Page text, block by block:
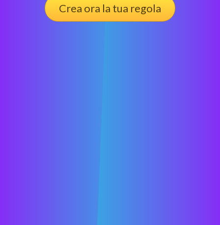
Crea ora la tua regola